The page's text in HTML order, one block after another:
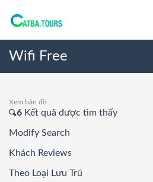
Wifi Free
Xem bản đồ
6 Kết quả được tìm thấy
Modify Search
Khách Reviews
Theo Loại Lưu Trú